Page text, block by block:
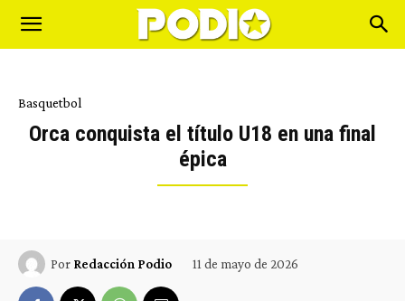
Basquetbol
Orca conquista el título U18 en una final
épica
Por Redacción Podio 11 de mayo de 2026